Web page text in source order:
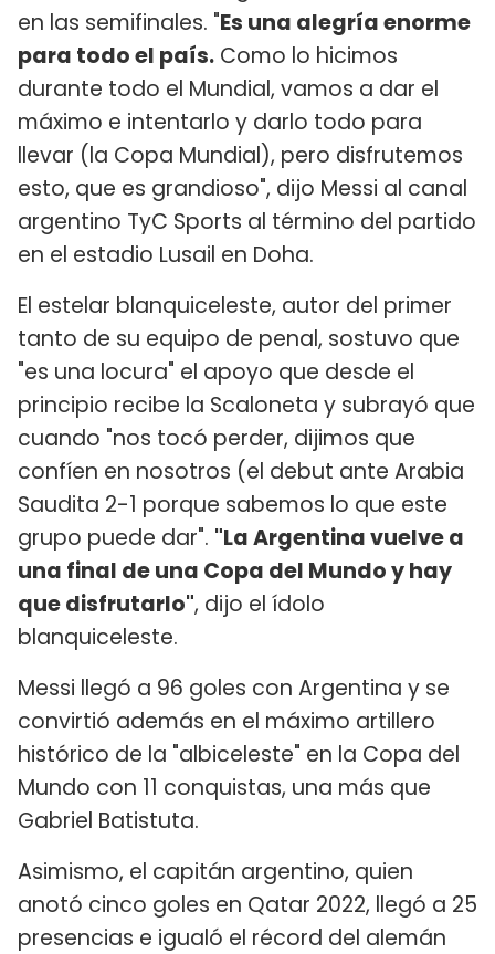
en las semifinales. "Es una alegría enorme
para todo el país. Como lo hicimos
durante todo el Mundial, vamos a dar el
máximo e intentarlo y darlo todo para
llevar (la Copa Mundial), pero disfrutemos
esto, que es grandioso", dijo Messi al canal
argentino TyC Sports al término del partido
en el estadio Lusail en Doha.
El estelar blanquiceleste, autor del primer
tanto de su equipo de penal, sostuvo que
"es una locura" el apoyo que desde el
principio recibe la Scaloneta y subrayó que
cuando "nos tocó perder, dijimos que
confíen en nosotros (el debut ante Arabia
Saudita 2-1 porque sabemos lo que este
grupo puede dar". "La Argentina vuelve a
una final de una Copa del Mundo y hay
que disfrutarlo", dijo el ídolo
blanquiceleste.
Messi llegó a 96 goles con Argentina y se
convirtió además en el máximo artillero
histórico de la "albiceleste" en la Copa del
Mundo con 11 conquistas, una más que
Gabriel Batistuta.
Asimismo, el capitán argentino, quien
anotó cinco goles en Qatar 2022, llegó a 25
presencias e igualó el récord del alemán